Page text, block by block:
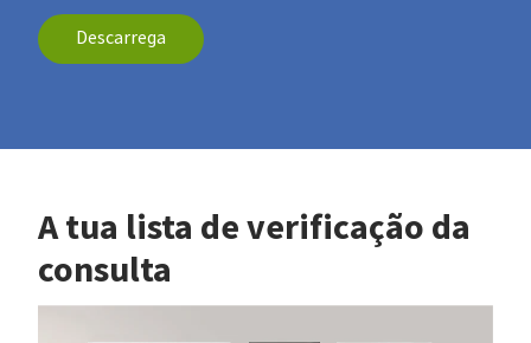
Descarrega
A tua lista de verificação da
consulta